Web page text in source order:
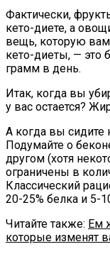
Фактически,
кето-диете, а
вещь, которую вам
кето-диеты, — это
грамм в день.
Итак, когда вы
у вас остается?
А когда вы сидите
Подумайте о
другом (хотя
ограничены в
Классический
20-25% белка и 5-
Читайте также: Ем
которые изменят